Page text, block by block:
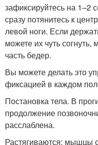
зафиксируйтесь на 1–2
сразу потянитесь к
левой ноги. Если
можете их чуть
часть бедер.
Вы можете делать это
фиксацией в каждом
Постановка тела. В
продолжение
расслаблена.
Растягиваются: